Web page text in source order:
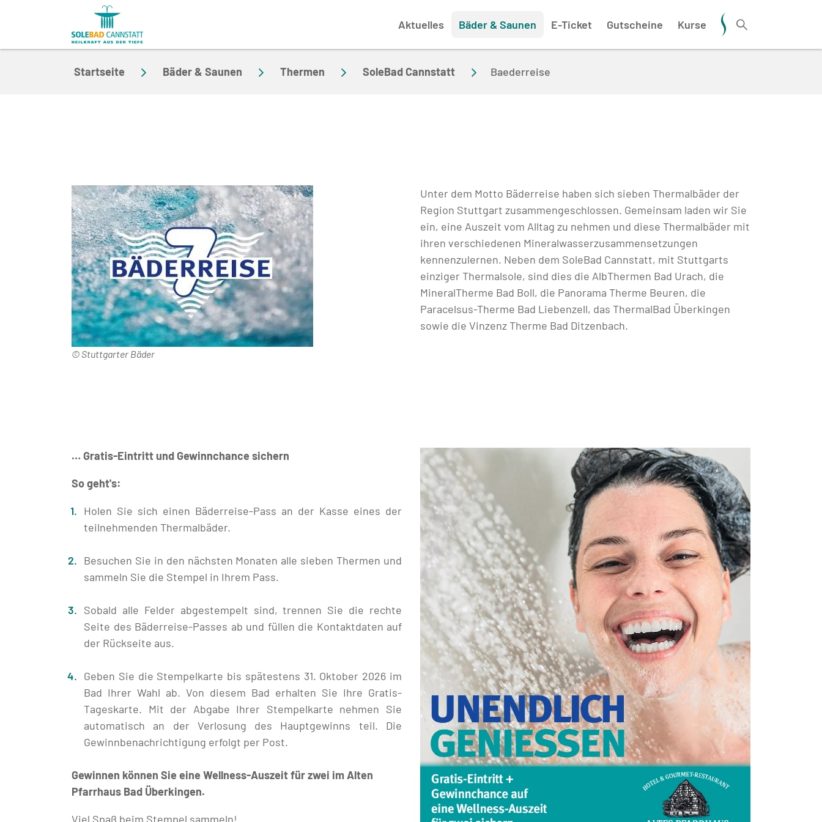
Aktuelles
Bäder & Saunen E-Ticket Gutscheine Kurse
Startseite Bäder & Saunen Thermen SoleBad Cannstatt Baederreise
© Stuttgarter Bäder
Unter dem Motto Bäderreise haben sich sieben Thermalbäder der
Region Stuttgart zusammengeschlossen. Gemeinsam laden wir Sie
ein, eine Auszeit vom Alltag zu nehmen und diese Thermalbäder mit
ihren verschiedenen Mineralwasserzusammensetzungen
kennenzulernen. Neben dem SoleBad Cannstatt, mit Stuttgarts
einziger Thermalsole, sind dies die AlbThermen Bad Urach, die
MineralTherme Bad Boll, die Panorama Therme Beuren, die
Paracelsus-Therme Bad Liebenzell, das ThermalBad Überkingen
sowie die Vinzenz Therme Bad Ditzenbach.
… Gratis-Eintritt und Gewinnchance sichern
So geht's:
Holen Sie sich einen Bäderreise-Pass an der Kasse eines der
teilnehmenden Thermalbäder.
Besuchen Sie in den nächsten Monaten alle sieben Thermen und
sammeln Sie die Stempel in Ihrem Pass.
Sobald alle Felder abgestempelt sind, trennen Sie die rechte
Seite des Bäderreise-Passes ab und füllen die Kontaktdaten auf
der Rückseite aus.
Geben Sie die Stempelkarte bis spätestens 31. Oktober 2026 im
Bad Ihrer Wahl ab. Von diesem Bad erhalten Sie Ihre Gratis-
Tageskarte. Mit der Abgabe Ihrer Stempelkarte nehmen Sie
automatisch an der Verlosung des Hauptgewinns teil. Die
Gewinnbenachrichtigung erfolgt per Post.
Gewinnen können Sie eine Wellness-Auszeit für zwei im Alten
Pfarrhaus Bad Überkingen.
Viel Spaß beim Stempel sammeln!